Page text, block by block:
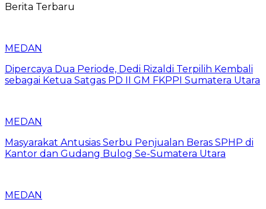
Berita Terbaru
MEDAN
Dipercaya Dua Periode, Dedi Rizaldi Terpilih Kembali
sebagai Ketua Satgas PD II GM FKPPI Sumatera Utara
MEDAN
Masyarakat Antusias Serbu Penjualan Beras SPHP di
Kantor dan Gudang Bulog Se-Sumatera Utara
MEDAN